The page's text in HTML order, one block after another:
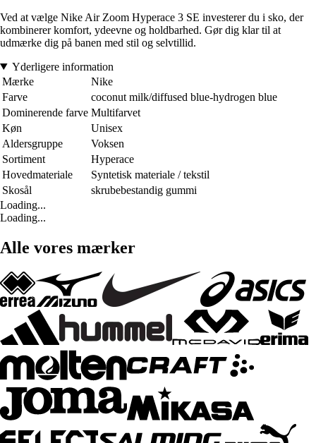
Ved at vælge Nike Air Zoom Hyperace 3 SE investerer du i sko, der
kombinerer komfort, ydeevne og holdbarhed. Gør dig klar til at
udmærke dig på banen med stil og selvtillid.
Yderligere information
Mærke
Nike
Farve
coconut milk/diffused blue-hydrogen blue
Dominerende farve Multifarvet
Køn
Unisex
Aldersgruppe
Voksen
Sortiment
Hyperace
Hovedmateriale
Syntetisk materiale / tekstil
Skosål
skrubebestandig gummi
Loading...
Loading...
Alle vores mærker